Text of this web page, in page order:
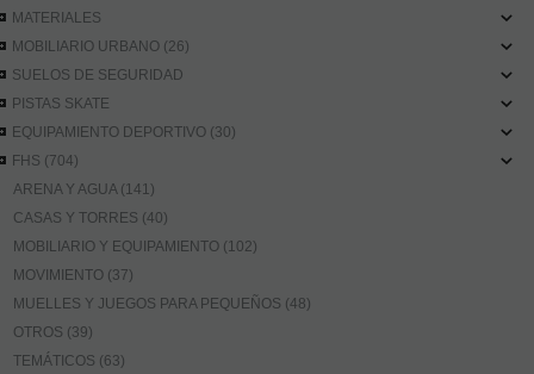
MATERIALES
MOBILIARIO URBANO (26)
SUELOS DE SEGURIDAD
PISTAS SKATE
EQUIPAMIENTO DEPORTIVO (30)
FHS (704)
ARENA Y AGUA (141)
CASAS Y TORRES (40)
MOBILIARIO Y EQUIPAMIENTO (102)
MOVIMIENTO (37)
MUELLES Y JUEGOS PARA PEQUEÑOS (48)
OTROS (39)
TEMÁTICOS (63)